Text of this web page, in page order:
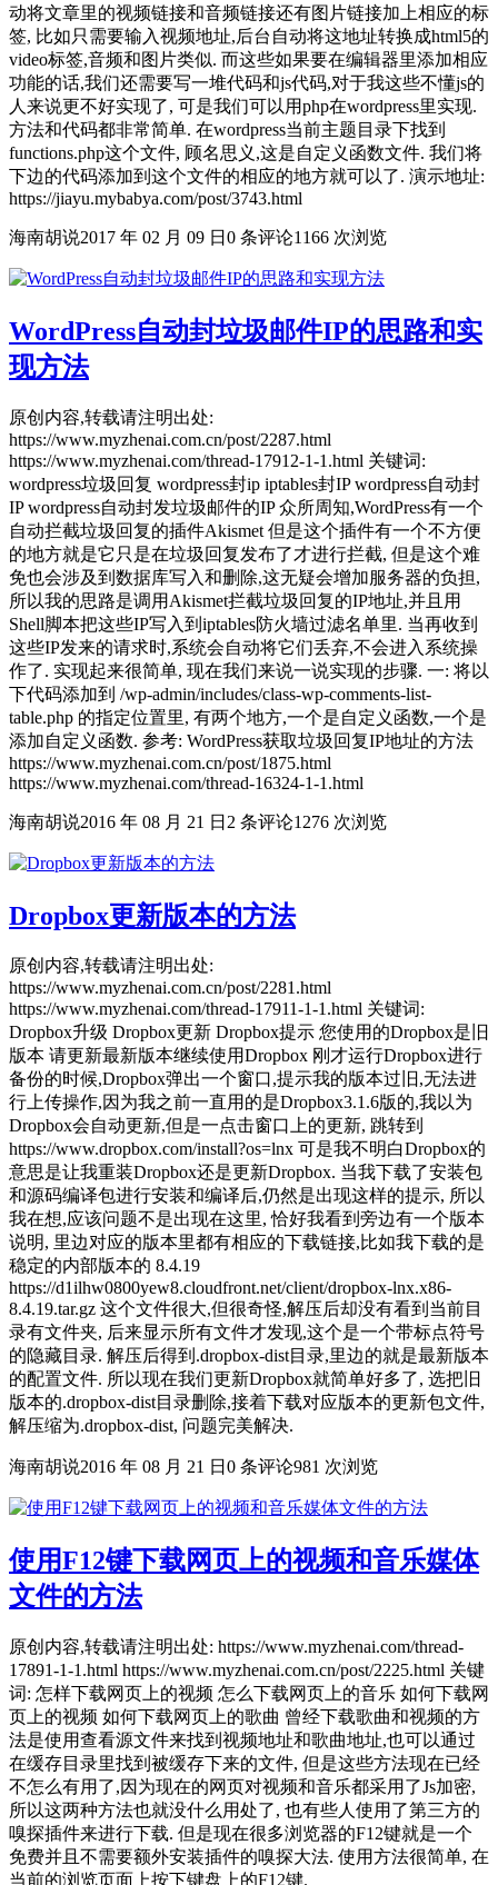
动将文章里的视频链接和音频链接还有图片链接加上相应的标
签, 比如只需要输入视频地址,后台自动将这地址转换成html5的
video标签,音频和图片类似. 而这些如果要在编辑器里添加相应
功能的话,我们还需要写一堆代码和js代码,对于我这些不懂js的
人来说更不好实现了, 可是我们可以用php在wordpress里实现.
方法和代码都非常简单. 在wordpress当前主题目录下找到
functions.php这个文件, 顾名思义,这是自定义函数文件. 我们将
下边的代码添加到这个文件的相应的地方就可以了. 演示地址:
https://jiayu.mybabya.com/post/3743.html
海南胡说2017 年 02 月 09 日 0 条评论1166 次浏览
WordPress自动封垃圾邮件IP的思路和实
现方法
原创内容,转载请注明出处:
https://www.myzhenai.com.cn/post/2287.html
https://www.myzhenai.com/thread-17912-1-1.html 关键词:
wordpress垃圾回复 wordpress封ip iptables封IP wordpress自动封
IP wordpress自动封发垃圾邮件的IP 众所周知,WordPress有一个
自动拦截垃圾回复的插件Akismet 但是这个插件有一个不方便
的地方就是它只是在垃圾回复发布了才进行拦截, 但是这个难
免也会涉及到数据库写入和删除,这无疑会增加服务器的负担,
所以我的思路是调用Akismet拦截垃圾回复的IP地址,并且用
Shell脚本把这些IP写入到iptables防火墙过滤名单里. 当再收到
这些IP发来的请求时,系统会自动将它们丢弃,不会进入系统操
作了. 实现起来很简单, 现在我们来说一说实现的步骤. 一: 将以
下代码添加到 /wp-admin/includes/class-wp-comments-list-
table.php 的指定位置里, 有两个地方,一个是自定义函数,一个是
添加自定义函数. 参考: WordPress获取垃圾回复IP地址的方法
https://www.myzhenai.com.cn/post/1875.html
https://www.myzhenai.com/thread-16324-1-1.html
海南胡说2016 年 08 月 21 日 2 条评论1276 次浏览
Dropbox更新版本的方法
原创内容,转载请注明出处:
https://www.myzhenai.com.cn/post/2281.html
https://www.myzhenai.com/thread-17911-1-1.html 关键词:
Dropbox升级 Dropbox更新 Dropbox提示 您使用的Dropbox是旧
版本 请更新最新版本继续使用Dropbox 刚才运行Dropbox进行
备份的时候,Dropbox弹出一个窗口,提示我的版本过旧,无法进
行上传操作,因为我之前一直用的是Dropbox3.1.6版的,我以为
Dropbox会自动更新,但是一点击窗口上的更新, 跳转到
https://www.dropbox.com/install?os=lnx 可是我不明白Dropbox的
意思是让我重装Dropbox还是更新Dropbox. 当我下载了安装包
和源码编译包进行安装和编译后,仍然是出现这样的提示, 所以
我在想,应该问题不是出现在这里, 恰好我看到旁边有一个版本
说明, 里边对应的版本里都有相应的下载链接,比如我下载的是
稳定的内部版本的 8.4.19
https://d1ilhw0800yew8.cloudfront.net/client/dropbox-lnx.x86-
8.4.19.tar.gz 这个文件很大,但很奇怪,解压后却没有看到当前目
录有文件夹, 后来显示所有文件才发现,这个是一个带标点符号
的隐藏目录. 解压后得到.dropbox-dist目录,里边的就是最新版本
的配置文件. 所以现在我们更新Dropbox就简单好多了, 选把旧
版本的.dropbox-dist目录删除,接着下载对应版本的更新包文件,
解压缩为.dropbox-dist, 问题完美解决.
海南胡说2016 年 08 月 21 日 0 条评论981 次浏览
使用F12键下载网页上的视频和音乐媒体
文件的方法
原创内容,转载请注明出处: https://www.myzhenai.com/thread-
17891-1-1.html https://www.myzhenai.com.cn/post/2225.html 关键
词: 怎样下载网页上的视频 怎么下载网页上的音乐 如何下载网
页上的视频 如何下载网页上的歌曲 曾经下载歌曲和视频的方
法是使用查看源文件来找到视频地址和歌曲地址,也可以通过
在缓存目录里找到被缓存下来的文件, 但是这些方法现在已经
不怎么有用了,因为现在的网页对视频和音乐都采用了Js加密,
所以这两种方法也就没什么用处了, 也有些人使用了第三方的
嗅探插件来进行下载. 但是现在很多浏览器的F12键就是一个
免费并且不需要额外安装插件的嗅探大法. 使用方法很简单, 在
当前的浏览页面上按下键盘上的F12键.